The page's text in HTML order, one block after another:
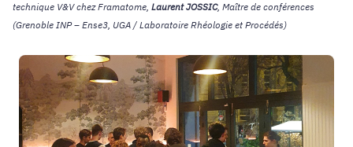
technique V&V chez Framatome, Laurent JOSSIC, Maître de conférences
(Grenoble INP – Ense3, UGA / Laboratoire Rhéologie et Procédés)